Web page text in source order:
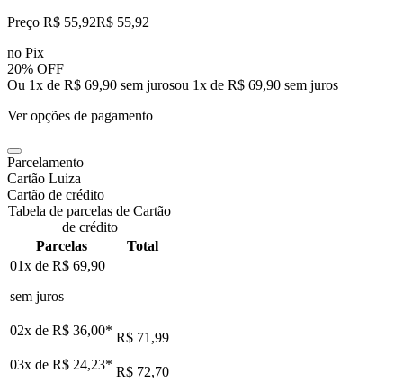
Preço R$ 55,92R$ 55,92
no Pix
20% OFF
Ou 1x de R$ 69,90 sem jurosou 1x de R$ 69,90 sem juros
Ver opções de pagamento
Parcelamento
Cartão Luiza
Cartão de crédito
Tabela de parcelas de Cartão
de crédito
Parcelas
Total
01x de R$ 69,90
sem juros
02x de R$ 36,00* R$ 71,99
03x de R$ 24,23* R$ 72,70